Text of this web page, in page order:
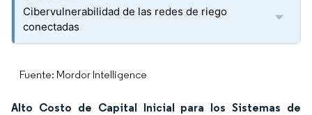
Cibervulnerabilidad de las redes de riego
conectadas
Fuente: Mordor Intelligence
Alto Costo de Capital Inicial para los Sistemas de